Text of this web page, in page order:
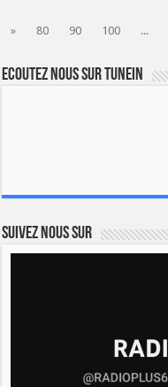
»
80 90 100 ...
Ecoutez nous sur TuneIn
Suivez nous sur